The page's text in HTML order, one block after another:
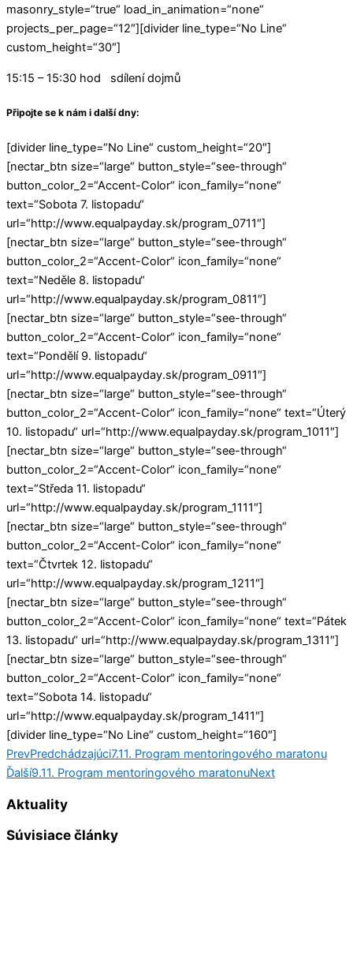
masonry_style=“true“ load_in_animation=“none“
projects_per_page=“12″][divider line_type=“No Line“
custom_height=“30″]
15:15 – 15:30 hod sdílení dojmů
Připojte se k nám i další dny:
[divider line_type=“No Line“ custom_height=“20″]
[nectar_btn size=“large“ button_style=“see-through“
button_color_2=“Accent-Color“ icon_family=“none“
text=“Sobota 7. listopadu“
url=“http://www.equalpayday.sk/program_0711″]
[nectar_btn size=“large“ button_style=“see-through“
button_color_2=“Accent-Color“ icon_family=“none“
text=“Neděle 8. listopadu“
url=“http://www.equalpayday.sk/program_0811″]
[nectar_btn size=“large“ button_style=“see-through“
button_color_2=“Accent-Color“ icon_family=“none“
text=“Pondělí 9. listopadu“
url=“http://www.equalpayday.sk/program_0911″]
[nectar_btn size=“large“ button_style=“see-through“
button_color_2=“Accent-Color“ icon_family=“none“ text=“Úterý
10. listopadu“ url=“http://www.equalpayday.sk/program_1011″]
[nectar_btn size=“large“ button_style=“see-through“
button_color_2=“Accent-Color“ icon_family=“none“
text=“Středa 11. listopadu“
url=“http://www.equalpayday.sk/program_1111″]
[nectar_btn size=“large“ button_style=“see-through“
button_color_2=“Accent-Color“ icon_family=“none“
text=“Čtvrtek 12. listopadu“
url=“http://www.equalpayday.sk/program_1211″]
[nectar_btn size=“large“ button_style=“see-through“
button_color_2=“Accent-Color“ icon_family=“none“ text=“Pátek
13. listopadu“ url=“http://www.equalpayday.sk/program_1311″]
[nectar_btn size=“large“ button_style=“see-through“
button_color_2=“Accent-Color“ icon_family=“none“
text=“Sobota 14. listopadu“
url=“http://www.equalpayday.sk/program_1411″]
[divider line_type=“No Line“ custom_height=“160″]
PrevPredchádzajúci7.11. Program mentoringového maratonu
Ďalší9.11. Program mentoringového maratonuNext
Aktuality
Súvisiace články